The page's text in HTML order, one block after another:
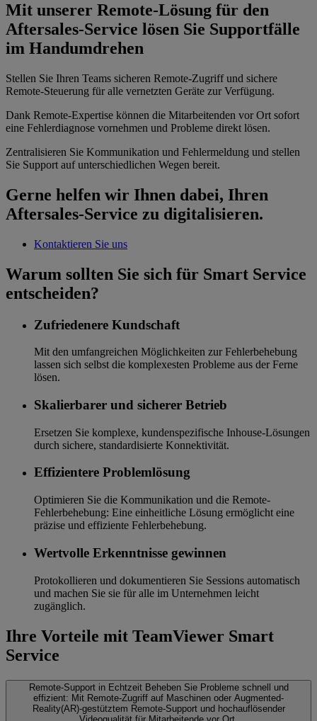
Mit unserer Remote-Lösung für den
Aftersales-Service lösen Sie Supportfälle
im Handumdrehen
Stellen Sie Ihren Teams sicheren Remote-Zugriff und sichere
Remote-Steuerung für alle vernetzten Geräte zur Verfügung.
Dank Remote-Expertise können die Mitarbeitenden vor Ort sofort
eine Fehlerdiagnose vornehmen und Probleme direkt lösen.
Zentralisieren Sie Kommunikation und Fehlermeldung und stellen
Sie Support auf unterschiedlichen Wegen bereit.
Gerne helfen wir Ihnen dabei, Ihren
Aftersales-Service zu digitalisieren.
Kontaktieren Sie uns
Warum sollten Sie sich für Smart Service
entscheiden?
Zufriedenere Kundschaft
Mit den umfangreichen Möglichkeiten zur Fehlerbehebung
lassen sich selbst die komplexesten Probleme aus der Ferne
lösen.
Skalierbarer und sicherer Betrieb
Ersetzen Sie komplexe, kundenspezifische Inhouse-Lösungen
durch sichere, standardisierte Konnektivität.
Effizientere Problemlösung
Optimieren Sie die Kommunikation und die Remote-
Fehlerbehebung: Eine einheitliche Lösung ermöglicht eine
präzise und effiziente Fehlerbehebung.
Wertvolle Erkenntnisse gewinnen
Protokollieren und dokumentieren Sie Sessions automatisch
und machen Sie sie für alle im Unternehmen leicht
zugänglich.
Ihre Vorteile mit TeamViewer Smart
Service
Remote-Support in Echtzeit Beheben Sie Probleme schnell und
effizient: Mit Remote-Zugriff auf Maschinen oder Augmented-
Reality(AR)-gestütztem Remote-Support und hochauflösender